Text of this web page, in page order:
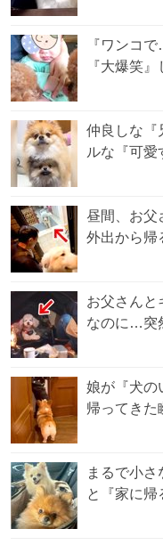
『ワンコ
『大爆笑
仲良しな『
ルな『可
昼間、お
外出から
お父さん
なのに…突
娘が『犬の
帰ってき
まるで小さ
と『家に